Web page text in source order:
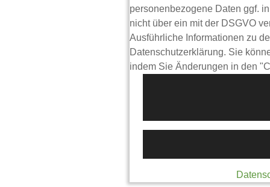
personenbezogene Daten ggf.
nicht über ein mit der DSGVO
Ausführliche Informationen zu
Datenschutzerklärung. Sie
indem Sie Änderungen in den